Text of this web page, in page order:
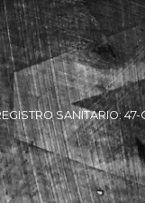
SANITARIO: 47-